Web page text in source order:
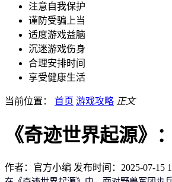
注意自我保护
谨防受骗上当
适度游戏益脑
沉迷游戏伤身
合理安排时间
享受健康生活
当前位置： 首页 游戏攻略 正文
《奇迹世界起源》
作者：官方小编 发布时间：2025-07-15